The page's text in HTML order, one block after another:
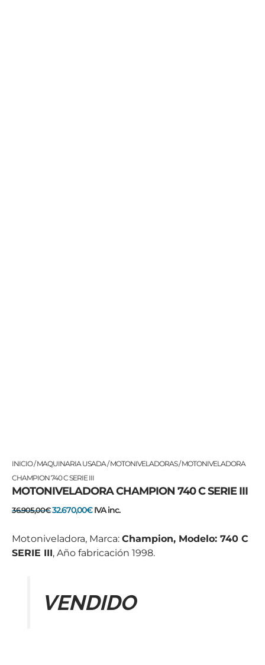
INICIO/MAQUINARIA USADA/MOTONIVELADORAS/ MOTONIVELADORA
CHAMPION 740 C SERIE III
MOTONIVELADORA CHAMPION 740 C SERIE III
36.905,00€
El
precio
original
era:
32.670,00€
El
precio
actual
es:
IVA inc.
Motoniveladora, Marca: Champion, Modelo: 740 C
SERIE III, Año fabricación 1998.
VENDIDO